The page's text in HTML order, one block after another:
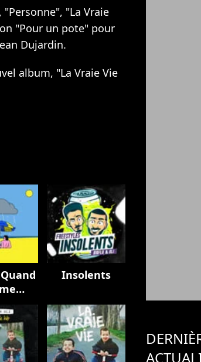
"La Vraie
"Pour un pote" pour
Dujardin.
album, "La Vraie Vie
& Oli
Insolents